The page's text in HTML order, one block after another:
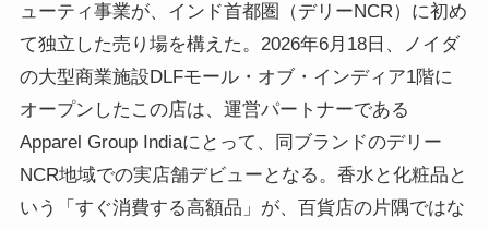
ューティ事業が、インド首都圏（デリーNCR）に初め
て独立した売り場を構えた。2026年6月18日、ノイダ
の大型商業施設DLFモール・オブ・インディア1階に
オープンしたこの店は、運営パートナーである
Apparel Group Indiaにとって、同ブランドのデリー
NCR地域での実店舗デビューとなる。香水と化粧品と
いう「すぐ消費する高額品」が、百貨店の片隅ではな